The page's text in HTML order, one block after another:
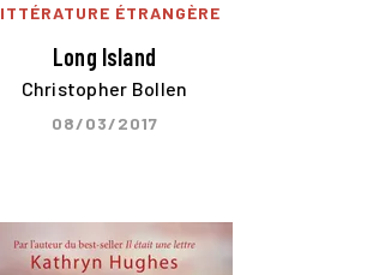
ÉTRANGÈRE
Long Island
Christopher Bollen
08/03/2017